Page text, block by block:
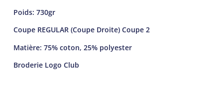
Poids: 730gr
Coupe REGULAR (Coupe Droite) Coupe 2
Matière: 75% coton, 25% polyester
Broderie Logo Club